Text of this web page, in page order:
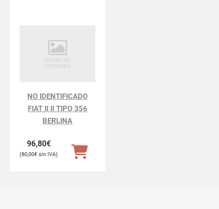
NO IDENTIFICADO
FIAT II II TIPO 356
BERLINA
96,80€
80,00€